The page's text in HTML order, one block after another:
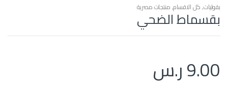
بقوليات,كل الاقسام,منتجات مصرية
بقسماط الضحي
9.00ر.س